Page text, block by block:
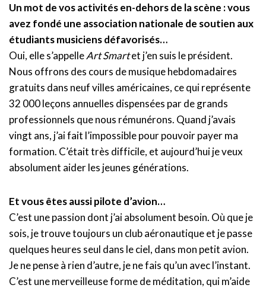
Un mot de vos activités en-dehors de la scène : vous
avez fondé une association nationale de soutien aux
étudiants musiciens défavorisés…
Oui, elle s’appelleArt Smartet j’en suis le président.
Nous offrons des cours de musique hebdomadaires
gratuits dans neuf villes américaines, ce qui représente
32 000 leçons annuelles dispensées par de grands
professionnels que nous rémunérons. Quand j’avais
vingt ans, j’ai fait l’impossible pour pouvoir payer ma
formation. C’était très difficile, et aujourd’hui je veux
absolument aider les jeunes générations.
Et vous êtes aussi pilote d’avion…
C’est une passion dont j’ai absolument besoin. Où que je
sois, je trouve toujours un club aéronautique et je passe
quelques heures seul dans le ciel, dans mon petit avion.
Je ne pense à rien d’autre, je ne fais qu’un avec l’instant.
C’est une merveilleuse forme de méditation, qui m’aide